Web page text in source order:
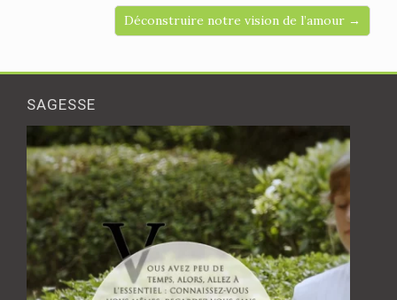
Déconstruire notre vision de l’amour →
SAGESSE